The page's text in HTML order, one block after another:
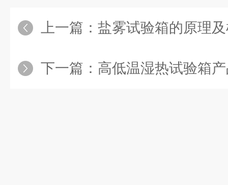
上一篇： 盐雾试验箱的原理
下一篇： 高低温湿热试验箱